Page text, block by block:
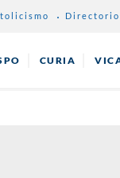
CURIA